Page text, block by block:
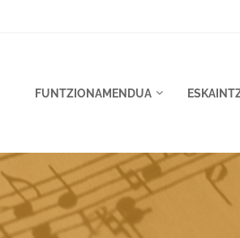
FUNTZIONAMENDUA